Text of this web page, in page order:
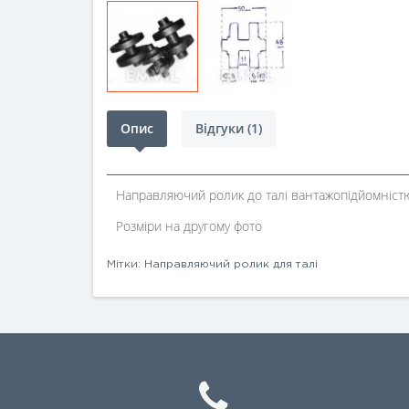
Опис Відгуки (1)
Направляючий ролик до талі
Розміри на другому фото
Мітки: Направляючий ролик для талі